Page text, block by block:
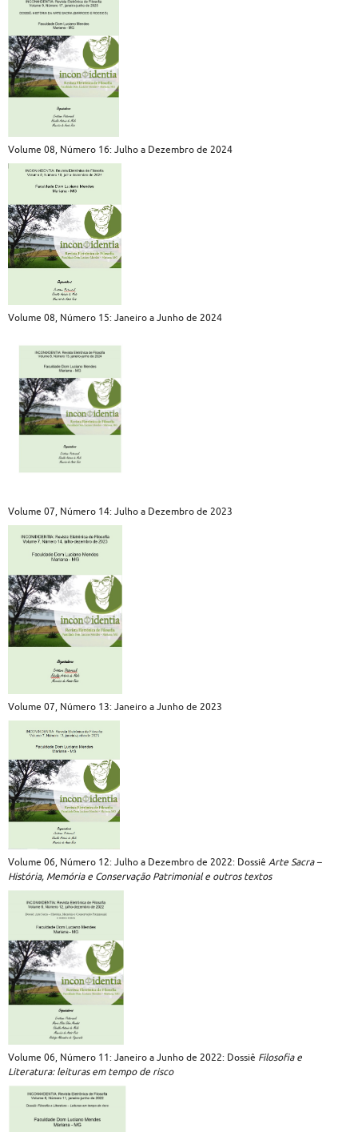
Volume 08, Número 16: Julho a Dezembro de 2024
Volume 08, Número 15: Janeiro a Junho de 2024
Volume 07, Número 14: Julho a Dezembro de 2023
Volume 07, Número 13: Janeiro a Junho de 2023
Volume 06, Número 12: Julho a Dezembro de 2022: Dossiê Arte Sacra –
História, Memória e Conservação Patrimonial e outros textos
Volume 06, Número 11: Janeiro a Junho de 2022: Dossiê Filosofia e
Literatura: leituras em tempo de risco